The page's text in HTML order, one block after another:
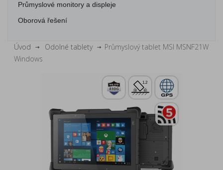
Průmyslové monitory a displeje
Oborová řešení
Úvod Odolné tablety
Průmyslový tablet MSI MSNF21W
Windows